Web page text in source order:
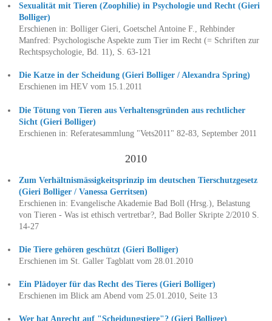
Sexualität mit Tieren (Zoophilie) in Psychologie und Recht (Gieri
Bolliger)
Erschienen in: Bolliger Gieri, Goetschel Antoine F., Rehbinder
Manfred: Psychologische Aspekte zum Tier im Recht (= Schriften zur
Rechtspsychologie, Bd. 11), S. 63-121
Die Katze in der Scheidung (Gieri Bolliger / Alexandra Spring)
Erschienen im HEV vom 15.1.2011
Die Tötung von Tieren aus Verhaltensgründen aus rechtlicher
Sicht (Gieri Bolliger)
Erschienen in: Referatesammlung "Vets2011" 82-83, September 2011
2010
Zum Verhältnismässigkeitsprinzip im deutschen Tierschutzgesetz
(Gieri Bolliger / Vanessa Gerritsen)
Erschienen in: Evangelische Akademie Bad Boll (Hrsg.), Belastung
von Tieren - Was ist ethisch vertretbar?, Bad Boller Skripte 2/2010 S.
14-27
Die Tiere gehören geschützt (Gieri Bolliger)
Erschienen im St. Galler Tagblatt vom 28.01.2010
Ein Plädoyer für das Recht des Tieres (Gieri Bolliger)
Erschienen im Blick am Abend vom 25.01.2010, Seite 13
Wer hat Anrecht auf "Scheidungstiere"? (Gieri Bolliger)